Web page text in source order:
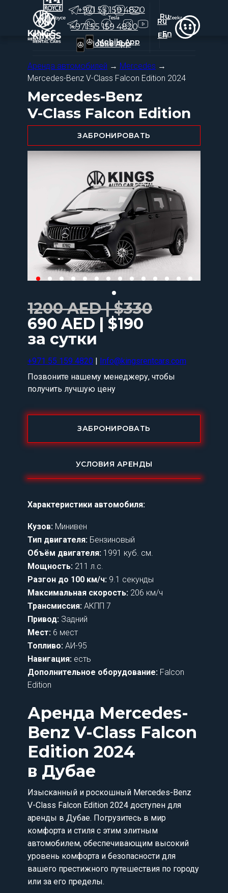
+971 55 159 4820
En
Ru
Mobile App
+971 55 159 4820
En
Ru
Mobile App
Rolls-Royce Tesla Zeekr
Rolls-Royce Tesla Zeekr
Mercedes-Benz
V-Class Falcon Edition
ЗАБРОНИРОВАТЬ
690 AED | $190
за сутки
Изысканный и роскошный Mercedes-Benz
V-Class Falcon Edition 2024 доступен для
аренды в Дубае. Погрузитесь в мир
комфорта и стиля с этим элитным
автомобилем, обеспечивающим высокий
уровень комфорта и безопасности для
вашего престижного путешествия по городу
или за его пределы.
Характеристики автомобиля:
1200 AED | $330
УСЛОВИЯ АРЕНДЫ
Аренда автомобилей → Mercedes →
Mercedes-Benz V-Class Falcon Edition 2024
Аренда Mercedes-
Benz V-Class Falcon
Edition 2024
в Дубае
Объём двигателя: 1991 куб. см.
Максимальная скорость: 206 км/ч
Трансмиссия: АКПП 7
Разгон до 100 км/ч: 9.1 секунды
Мощность: 211 л.с.
Тип двигателя: Бензиновый
Привод: Задний
Топливо: АИ-95
Дополнительное оборудование: Falcon
Edition
Навигация: есть
Мест: 6 мест
Кузов: Минивен
+971 55 159 4820 | Info@kingsrentcars.com
Позвоните нашему менеджеру, чтобы
получить лучшую цену
ЗАБРОНИРОВАТЬ